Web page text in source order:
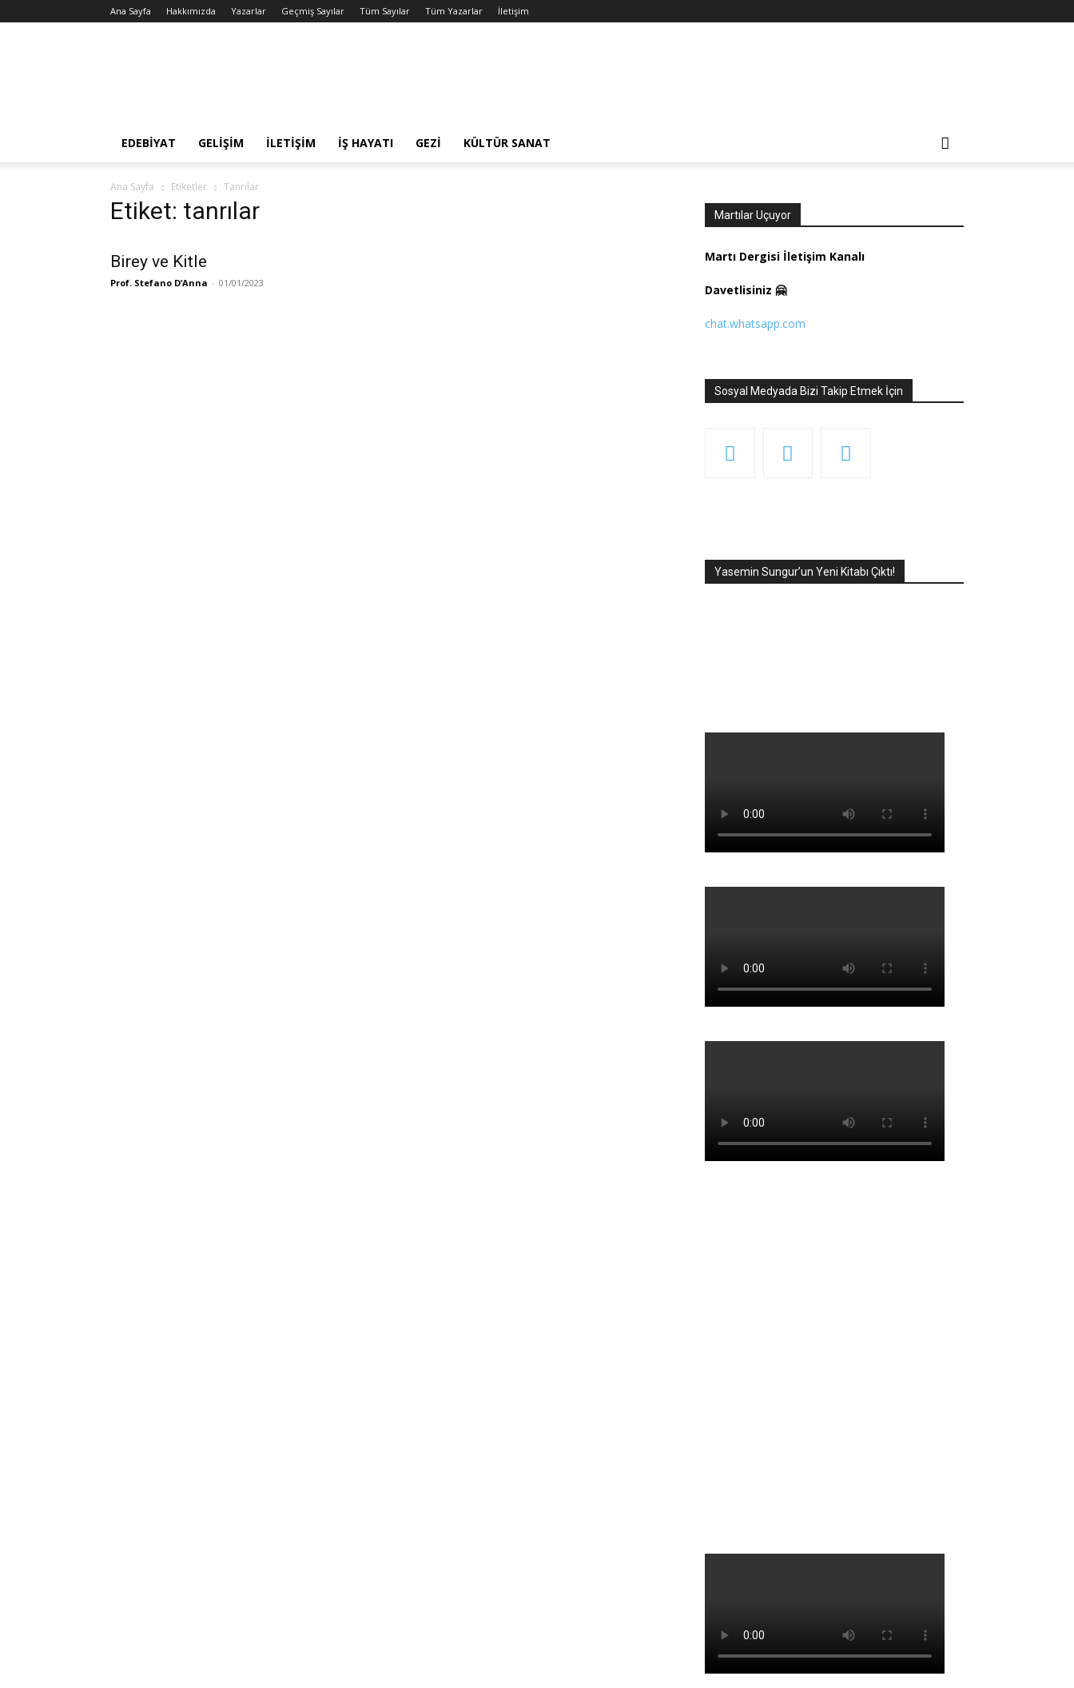
Ana Sayfa Hakkımızda Yazarlar Geçmiş Sayılar Tüm Sayılar Tüm Yazarlar İletişim
EDEBIYAT GELIŞIM İLETIŞIM İŞ HAYATI GEZI KÜLTÜR SANAT
Ana Sayfa Etiketler Tanrılar
Etiket: tanrılar
Birey ve Kitle
Prof. Stefano D’Anna - 01/01/2023
Martılar Uçuyor
Martı Dergisi İletişim Kanalı
Davetlisiniz 🤗
chat.whatsapp.com
Sosyal Medyada Bizi Takip Etmek İçin
Yasemin Sungur’un Yeni Kitabı Çıktı!